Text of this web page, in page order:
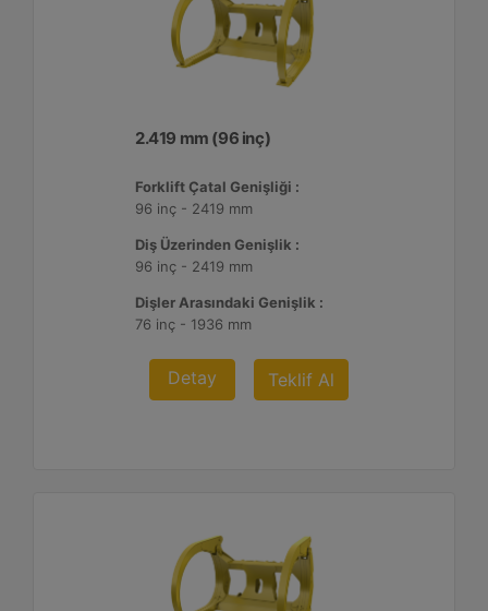
2.419 mm (96 inç)
Forklift Çatal Genişliği :
96 inç - 2419 mm
Diş Üzerinden Genişlik :
96 inç - 2419 mm
Dişler Arasındaki Genişlik :
76 inç - 1936 mm
Detay Teklif Al